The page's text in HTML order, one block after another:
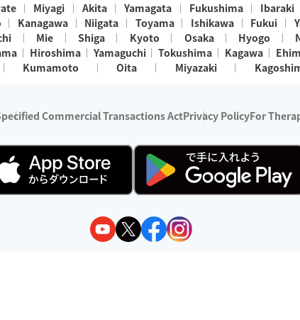
Miyagi Akita Yamagata Fukushima Ibaraki
Kanagawa Niigata Toyama Ishikawa Fukui
Mie Shiga Kyoto Osaka Hyogo
Hiroshima Yamaguchi Tokushima Kagawa
Kumamoto Oita Miyazaki
Commercial Transactions ActPrivacy PolicyFor